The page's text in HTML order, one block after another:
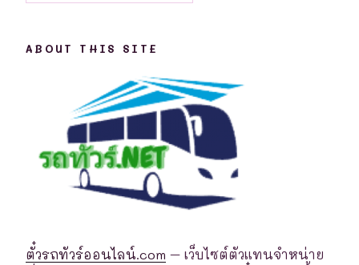
ABOUT THIS SITE
ตั๋วรถทัวร์ออนไลน์.com – เว็บไซต์ตัวแทนจำหน่าย